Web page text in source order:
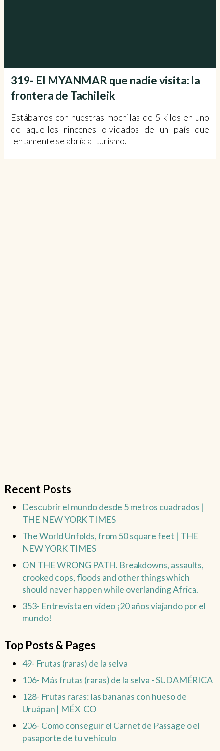
319- El MYANMAR que nadie visita: la
frontera de Tachileik
Estábamos con nuestras mochilas de 5 kilos en uno
de aquellos rincones olvidados de un país que
lentamente se abría al turismo.
Recent Posts
Descubrir el mundo desde 5 metros cuadrados |
THE NEW YORK TIMES
The World Unfolds, from 50 square feet | THE
NEW YORK TIMES
ON THE WRONG PATH. Breakdowns, assaults,
crooked cops, floods and other things which
should never happen while overlanding Africa.
353- Entrevista en video ¡20 años viajando por el
mundo!
Top Posts & Pages
49- Frutas (raras) de la selva
106- Más frutas (raras) de la selva - SUDAMÉRICA
128- Frutas raras: las bananas con hueso de
Uruápan | MÉXICO
206- Como conseguir el Carnet de Passage o el
pasaporte de tu vehículo